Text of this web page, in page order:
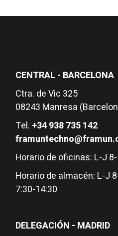
CENTRAL - BARCELONA
Ctra. de Vic 325
08243 Manresa
Tel. +34 938 735 142
Horario de oficinas: L-J
Horario de almacén: L-J
7:30-14:30
DELEGACIÓN - MADRID